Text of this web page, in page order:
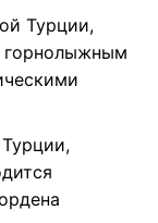
Турции,
горнолыжным